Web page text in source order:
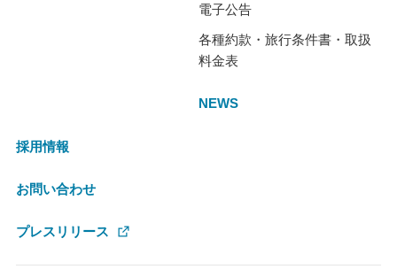
電子公告
各種約款・旅行条件書・取扱
料金表
NEWS
採用情報
お問い合わせ
プレスリリース